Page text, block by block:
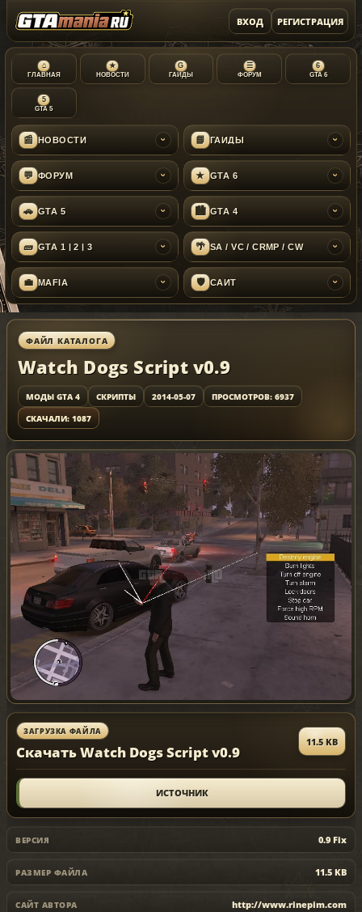
ВХОД РЕГИСТРАЦИЯ
⌂
ГЛАВНАЯ
★
НОВОСТИ
G
ГАЙДЫ
☰
ФОРУМ
6
GTA 6
5
GTA 5
📰 НОВОСТИ › 📘 ГАЙДЫ ›
💬 ФОРУМ › ★ GTA 6 ›
🚗 GTA 5 › 🏙 GTA 4 ›
🧱 GTA 1 | 2 | 3 › 🌴 SA / VC / CRMP / CW ›
💼 MAFIA › 🛡 САЙТ ›
ФАЙЛ КАТАЛОГА
Watch Dogs Script v0.9
МОДЫ GTA 4 СКРИПТЫ 2014-05-07
ПРОСМОТРОВ: 6937
СКАЧАЛИ: 1087
ЗАГРУЗКА ФАЙЛА
Скачать Watch Dogs Script v0.9
11.5 KB
ИСТОЧНИК
ВЕРСИЯ 0.9 Fix
РАЗМЕР ФАЙЛА 11.5 KB
САЙТ АВТОРА http://www.rinepim.com